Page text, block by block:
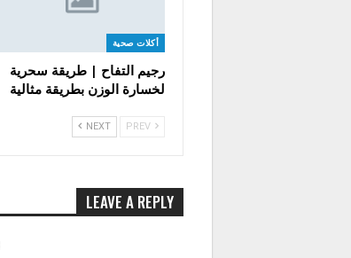
أكلات صحية
رجيم التفاح | طريقة سحرية
لخسارة الوزن بطريقة مثالية
NEXT
LEAVE A REPLY